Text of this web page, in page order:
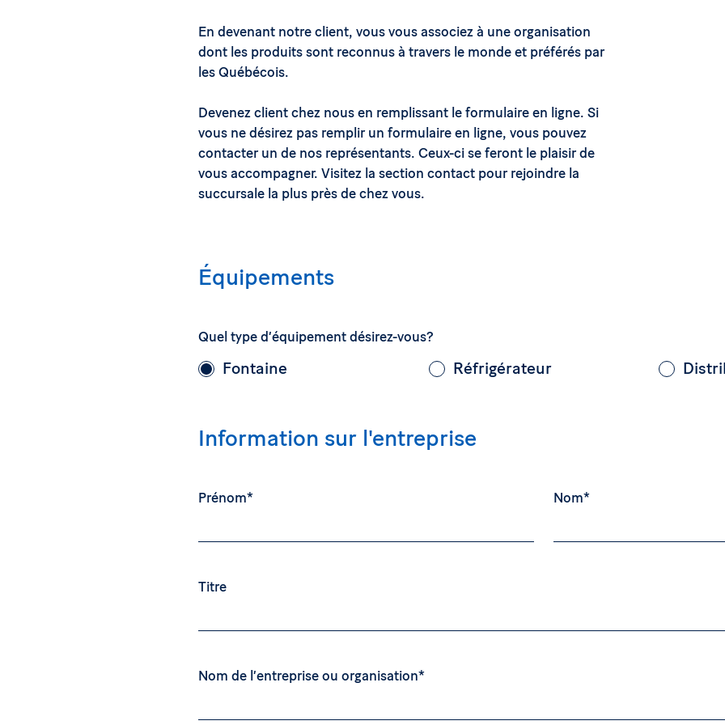
En devenant notre client, vous vous associez à une organisation
dont les produits sont reconnus à travers le monde et préférés par
les Québécois.
Devenez client chez nous en remplissant le formulaire en ligne. Si
vous ne désirez pas remplir un formulaire en ligne, vous pouvez
contacter un de nos représentants. Ceux-ci se feront le plaisir de
vous accompagner. Visitez la section contact pour rejoindre la
succursale la plus près de chez vous.
Équipements
Quel type d’équipement désirez-vous?
Fontaine Réfrigérateur
Information sur l'entreprise
Prénom* Nom*
Titre
Nom de l’entreprise ou organisation*